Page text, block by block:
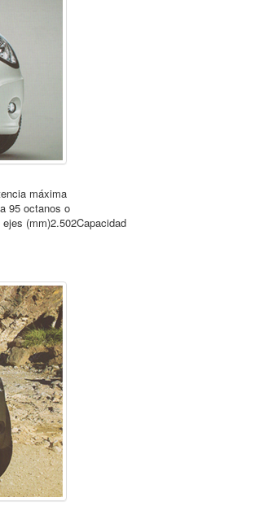
máxima
95 octanos o
(mm)2.502Capacidad